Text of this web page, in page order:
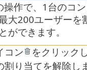
操作で、1台のコ
大200ユーザーを
ができます。
コン
をクリック
り当てを解除し